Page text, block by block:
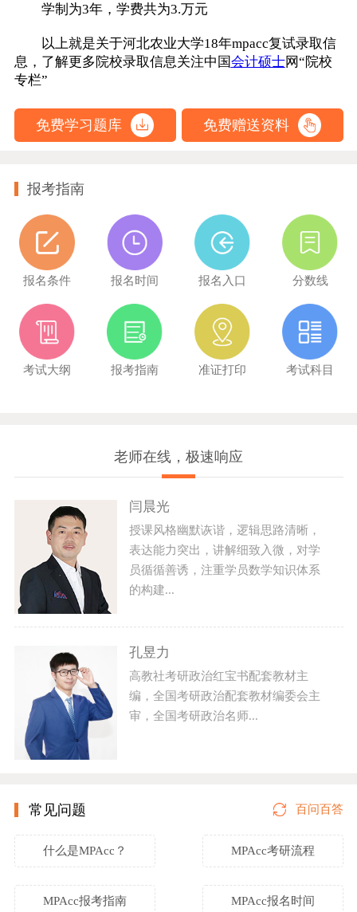
学制为3年，学费共为3.万元
以上就是关于河北农业大学18年mpacc复试录取信
息，了解更多院校录取信息关注中国会计硕士网“院校
专栏”
免费学习题库 免费赠送资料
报考指南
报名条件 报名时间 报名入口 分数线
考试大纲 报考指南 准证打印 考试科目
老师在线，极速响应
闫晨光
授课风格幽默诙谐，逻辑思路清晰，
表达能力突出，讲解细致入微，对学
员循循善诱，注重学员数学知识体系
的构建...
孔昱力
高教社考研政治红宝书配套教材主
编，全国考研政治配套教材编委会主
审，全国考研政治名师...
常见问题 百问百答
什么是MPAcc？ MPAcc考研流程
MPAcc报考指南 MPAcc报名时间